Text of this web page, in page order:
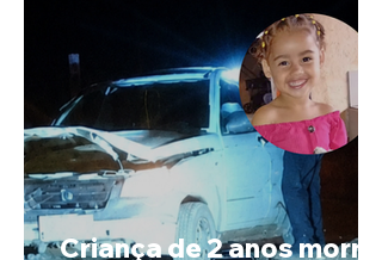
Criança de 2 anos morre